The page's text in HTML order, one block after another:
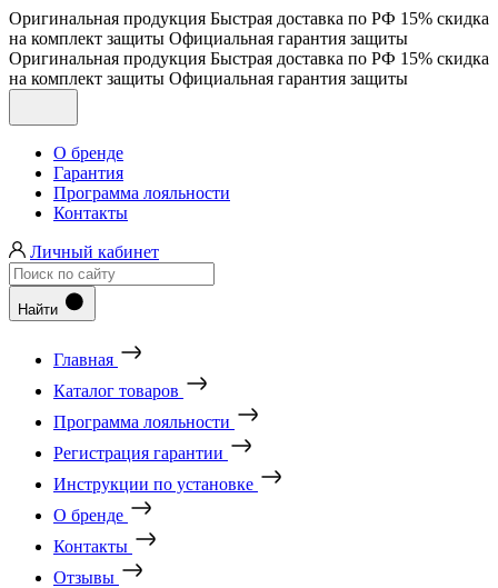
Оригинальная продукция Быстрая доставка по РФ 15% скидка
на комплект защиты Официальная гарантия защиты
Оригинальная продукция Быстрая доставка по РФ 15% скидка
на комплект защиты Официальная гарантия защиты
О бренде
Гарантия
Программа лояльности
Контакты
Личный кабинет
Найти
Главная
Каталог товаров
Программа лояльности
Регистрация гарантии
Инструкции по установке
О бренде
Контакты
Отзывы